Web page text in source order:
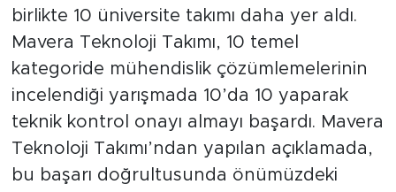
birlikte 10 üniversite takımı daha yer aldı.
Mavera Teknoloji Takımı, 10 temel
kategoride mühendislik çözümlemelerinin
incelendiği yarışmada 10’da 10 yaparak
teknik kontrol onayı almayı başardı. Mavera
Teknoloji Takımı’ndan yapılan açıklamada,
bu başarı doğrultusunda önümüzdeki